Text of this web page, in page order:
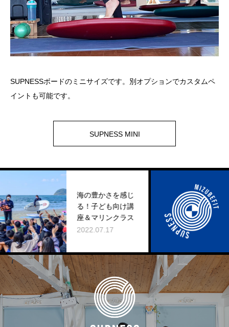
SUPNESSボードのミニサイズです。別オプションでカスタムペ
イントも可能です。
SUPNESS MINI
海の豊かさを感じ
る！子ども向け講
座＆マリンクラス
2022.07.17